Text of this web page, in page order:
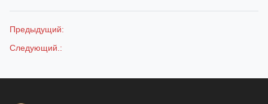
Предыдущий:
Следующий.: